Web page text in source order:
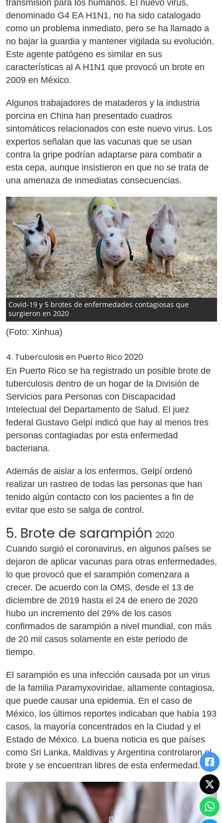
transmisión para los humanos. El nuevo virus,
denominado G4 EA H1N1, no ha sido catalogado
como un problema inmediato, pero se ha llamado a
no bajar la guardia y mantener vigilada su evolución.
Este agente patógeno es similar en sus
características al A H1N1 que provocó un brote en
2009 en México.
Algunos trabajadores de mataderos y la industria
porcina en China han presentado cuadros
sintomáticos relacionados con este nuevo virus. Los
expertos señalan que las vacunas que se usan
contra la gripe podrían adaptarse para combatir a
esta cepa, aunque insistieron en que no se trata de
una amenaza de inmediatas consecuencias.
Covid-19 y 5 brotes de enfermedades contagiosas que
surgieron en 2020
(Foto: Xinhua)
4. Tuberculosis en Puerto Rico 2020
En Puerto Rico se ha registrado un posible brote de
tuberculosis dentro de un hogar de la División de
Servicios para Personas con Discapacidad
Intelectual del Departamento de Salud. El juez
federal Gustavo Gelpí indicó que hay al menos tres
personas contagiadas por esta enfermedad
bacteriana.
Además de aislar a los enfermos, Gelpí ordenó
realizar un rastreo de todas las personas que han
tenido algún contacto con los pacientes a fin de
evitar que esto se salga de control.
5. Brote de sarampión 2020
Cuando surgió el coronavirus, en algunos países se
dejaron de aplicar vacunas para otras enfermedades,
lo que provocó que el sarampión comenzara a
crecer. De acuerdo con la OMS, desde el 13 de
diciembre de 2019 hasta el 24 de enero de 2020
hubo un incremento del 29% de los casos
confirmados de sarampión a nivel mundial, con más
de 20 mil casos solamente en este periodo de
tiempo.
El sarampión es una infección causada por un virus
de la familia Paramyxoviridae, altamente contagiosa,
que puede causar una epidemia. En el caso de
México, los últimos reportes indicaban que había 193
casos, la mayoría concentrados en la Ciudad y el
Estado de México. La buena noticia es que países
como Sri Lanka, Maldivas y Argentina controlaron el
brote y se encuentran libres de esta enfermedad.